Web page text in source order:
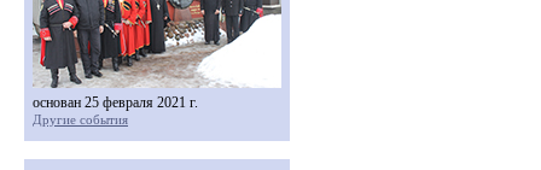
основан 25 февраля 2021 г.
Другие события